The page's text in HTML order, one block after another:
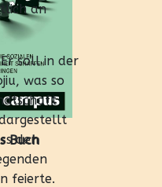
an
soll in der
was so
den
feierte.
Buch